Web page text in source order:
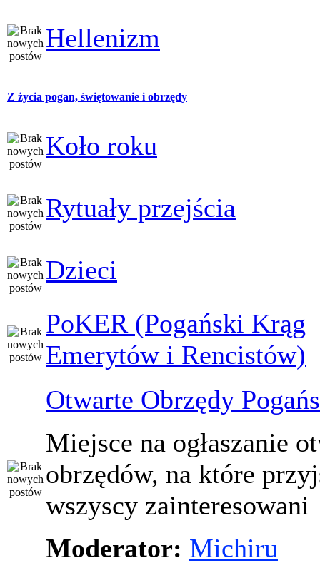
Hellenizm
Z życia pogan, świętowanie i obrzędy
Koło roku
Rytuały przejścia
Dzieci
PoKER (Pogański Krąg
Emerytów i Rencistów)
Otwarte Obrzędy
Miejsce na ogłaszanie
obrzędów, na które
wszyscy zainteresowani
Moderator: Michiru